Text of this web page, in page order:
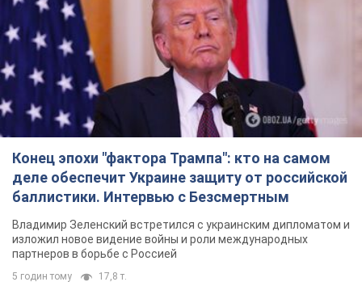
Конец эпохи "фактора Трампа": кто на самом
деле обеспечит Украине защиту от российской
баллистики. Интервью с Безсмертным
Владимир Зеленский встретился с украинским дипломатом и
изложил новое видение войны и роли международных
партнеров в борьбе с Россией
5 годин тому 17,8 т.